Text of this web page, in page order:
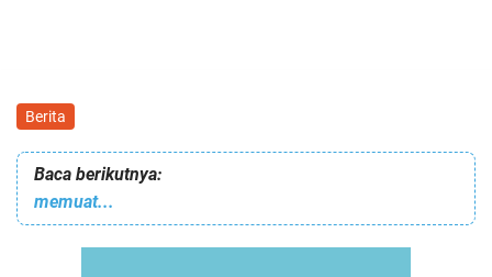
Berita
Baca berikutnya:
memuat...